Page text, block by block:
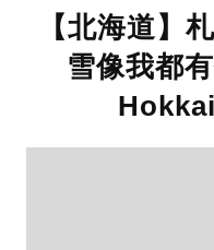
【北海道】
雪像我都